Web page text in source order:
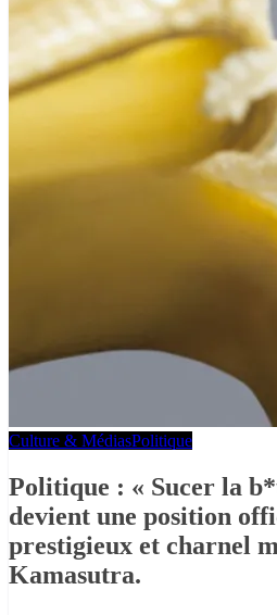
Culture & MédiasPolitique
Politique : « Sucer la
devient une position
prestigieux et charnel
Kamasutra.